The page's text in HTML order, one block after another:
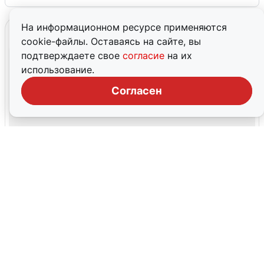
На информационном ресурсе применяются
cookie-файлы. Оставаясь на сайте, вы
подтверждаете свое согласие на их
использование.
Согласен